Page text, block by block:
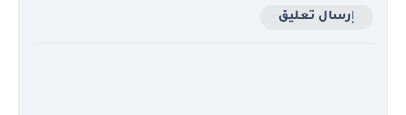
إرسال تعليق